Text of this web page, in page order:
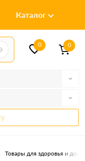
Каталог
0 0
Товары для здоровья и